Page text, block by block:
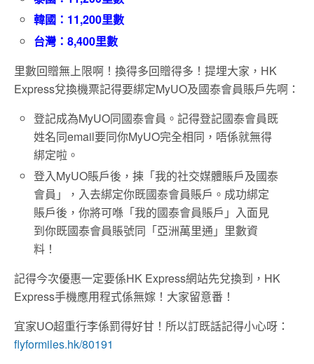
韓國：11,200里數
台灣：8,400里數
里數回贈無上限啊！換得多回贈得多！提埋大家，HK
Express兌換機票記得要綁定MyUO及國泰會員賬戶先啊：
登記成為MyUO同國泰會員。記得登記國泰會員既
姓名同email要同你MyUO完全相同，唔係就無得
綁定啦。
登入MyUO賬戶後，揀「我的社交媒體賬戶及國泰
會員」，入去綁定你既國泰會員賬戶。成功綁定
賬戶後，你將可喺「我的國泰會員賬戶」入面見
到你既國泰會員賬號同「亞洲萬里通」里數資
料！
記得今次優惠一定要係HK Express網站先兌換到，HK
Express手機應用程式係無嫁！大家留意番！
宜家UO超重行李係罰得好甘！所以訂既話記得小心呀：
flyformiles.hk/80191